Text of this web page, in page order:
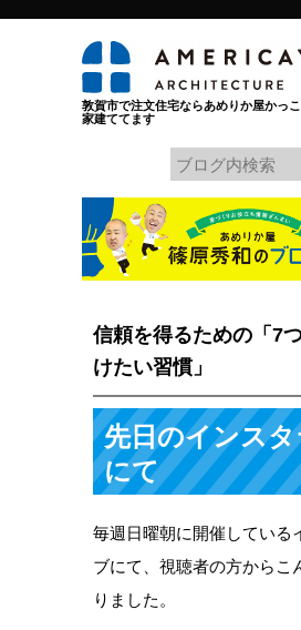
敦賀市で注文住宅ならあめりか屋かっ
家建ててます
信頼を得るための「7
けたい習慣」
先日のインス
にて
毎週日曜朝に開催している
ブにて、視聴者の方からこ
りました。